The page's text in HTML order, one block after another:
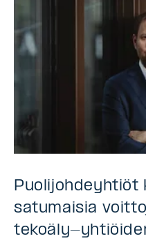
Puolijohdeyhtiöt
satumaisia
tekoäly-